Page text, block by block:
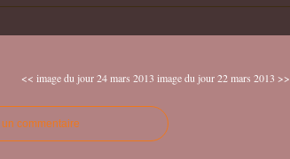
<< image du jour 24 mars 2013 image du jour 22 mars 2013 >>
commentaire